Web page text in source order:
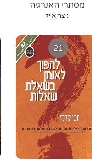
מסתרי האנרגיה
הנפשית
ניצה אייל
21